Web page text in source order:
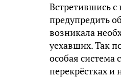
Встретившись
предупредить
возникала
уехавших. Так
особая
перекрёстках и